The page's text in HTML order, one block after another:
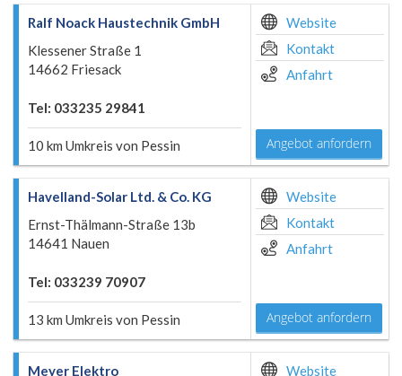
Ralf Noack Haustechnik GmbH
Klessener Straße 1
14662 Friesack
Tel: 033235 29841
10 km Umkreis von Pessin
Website
Kontakt
Anfahrt
Angebot anfordern
Havelland-Solar Ltd. & Co. KG
Ernst-Thälmann-Straße 13b
14641 Nauen
Tel: 033239 70907
13 km Umkreis von Pessin
Website
Kontakt
Anfahrt
Angebot anfordern
Meyer Elektro
Website